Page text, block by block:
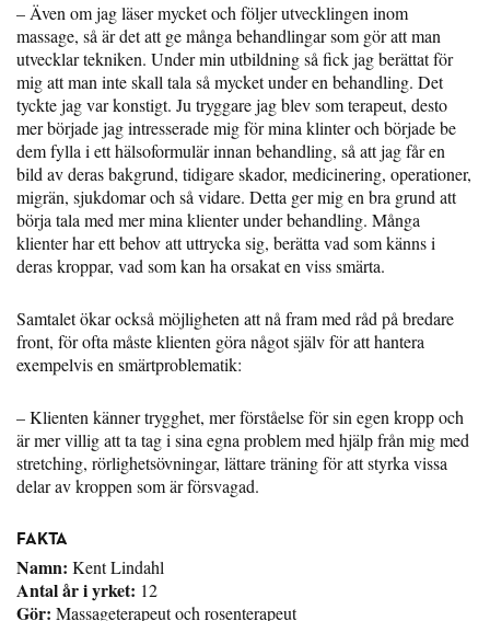
– Även om jag läser mycket och följer utvecklingen inom
massage, så är det att ge många behandlingar som gör att man
utvecklar tekniken. Under min utbildning så fick jag berättat för
mig att man inte skall tala så mycket under en behandling. Det
tyckte jag var konstigt. Ju tryggare jag blev som terapeut, desto
mer började jag intresserade mig för mina klinter och började be
dem fylla i ett hälsoformulär innan behandling, så att jag får en
bild av deras bakgrund, tidigare skador, medicinering, operationer,
migrän, sjukdomar och så vidare. Detta ger mig en bra grund att
börja tala med mer mina klienter under behandling. Många
klienter har ett behov att uttrycka sig, berätta vad som känns i
deras kroppar, vad som kan ha orsakat en viss smärta.
Samtalet ökar också möjligheten att nå fram med råd på bredare
front, för ofta måste klienten göra något själv för att hantera
exempelvis en smärtproblematik:
– Klienten känner trygghet, mer förståelse för sin egen kropp och
är mer villig att ta tag i sina egna problem med hjälp från mig med
stretching, rörlighetsövningar, lättare träning för att styrka vissa
delar av kroppen som är försvagad.
FAKTA
Namn: Kent Lindahl
Antal år i yrket: 12
Gör: Massageterapeut och rosenterapeut